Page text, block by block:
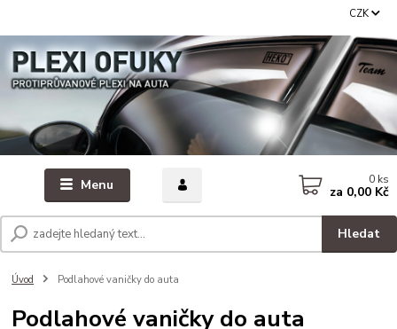
Menu
CZK
Hledat
0 ks
za 0,00 Kč
Úvod Podlahové vaničky do auta
Podlahové vaničky do auta